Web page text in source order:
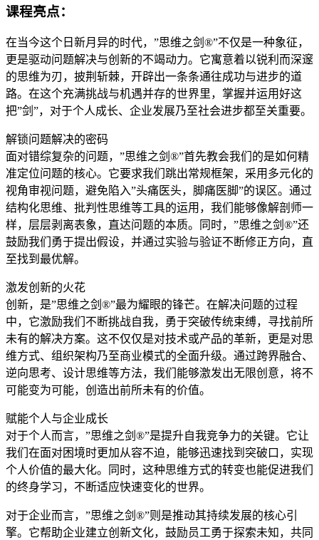
课程亮点：
在当今这个日新月异的时代，”思维之剑®”不仅是一种象征，
更是驱动问题解决与创新的不竭动力。它寓意着以锐利而深邃
的思维为刃，披荆斩棘，开辟出一条条通往成功与进步的道
路。在这个充满挑战与机遇并存的世界里，掌握并运用好这
把”剑”，对于个人成长、企业发展乃至社会进步都至关重要。
解锁问题解决的密码
面对错综复杂的问题，”思维之剑®”首先教会我们的是如何精
准定位问题的核心。它要求我们跳出常规框架，采用多元化的
视角审视问题，避免陷入”头痛医头，脚痛医脚”的误区。通过
结构化思维、批判性思维等工具的运用，我们能够像解剖师一
样，层层剥离表象，直达问题的本质。同时，”思维之剑®”还
鼓励我们勇于提出假设，并通过实验与验证不断修正方向，直
至找到最优解。
激发创新的火花
创新，是”思维之剑®”最为耀眼的锋芒。在解决问题的过程
中，它激励我们不断挑战自我，勇于突破传统束缚，寻找前所
未有的解决方案。这不仅仅是对技术或产品的革新，更是对思
维方式、组织架构乃至商业模式的全面升级。通过跨界融合、
逆向思考、设计思维等方法，我们能够激发出无限创意，将不
可能变为可能，创造出前所未有的价值。
赋能个人与企业成长
对于个人而言，”思维之剑®”是提升自我竞争力的关键。它让
我们在面对困境时更加从容不迫，能够迅速找到突破口，实现
个人价值的最大化。同时，这种思维方式的转变也能促进我们
的终身学习，不断适应快速变化的世界。
对于企业而言，”思维之剑®”则是推动其持续发展的核心引
擎。它帮助企业建立创新文化，鼓励员工勇于探索未知，共同